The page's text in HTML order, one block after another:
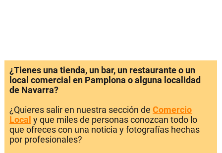
¿Tienes una tienda, un bar, un restaurante o un
local comercial en Pamplona o alguna localidad
de Navarra?
¿Quieres salir en nuestra sección de Comercio
Local y que miles de personas conozcan todo lo
que ofreces con una noticia y fotografías hechas
por profesionales?